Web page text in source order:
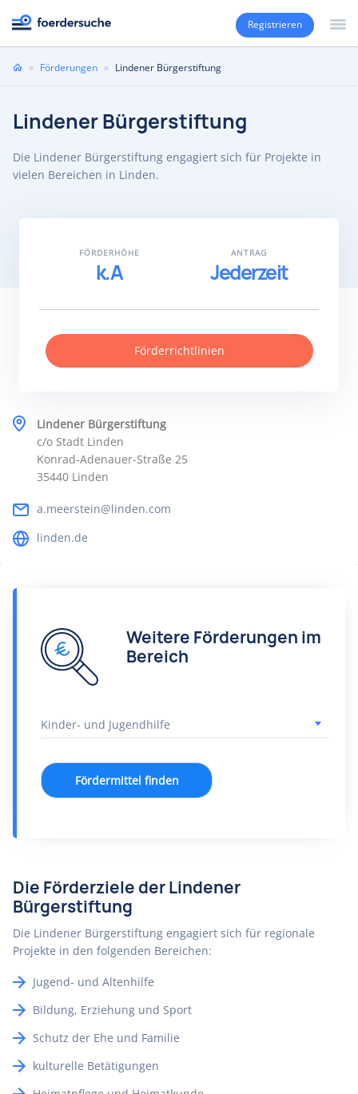
Registrieren
Sie» Förderungen » Lindener Bürgerstiftung
Lindener Bürgerstiftung
Die Lindener Bürgerstiftung engagiert sich für Projekte in
vielen Bereichen in Linden.
Lindener Bürgerstiftung
c/o Stadt Linden
Konrad-Adenauer-Straße 25
35440 Linden
a.meerstein@linden.com
linden.de
FÖRDERHÖHE
k.A
ANTRAG
Jederzeit
Förderrichtlinien
Weitere Förderungen im
Bereich
Fördermittel finden
Die Förderziele der Lindener
Bürgerstiftung
Die Lindener Bürgerstiftung engagiert sich für regionale
Projekte in den folgenden Bereichen:
Jugend- und Altenhilfe
Bildung, Erziehung und Sport
Schutz der Ehe und Familie
kulturelle Betätigungen